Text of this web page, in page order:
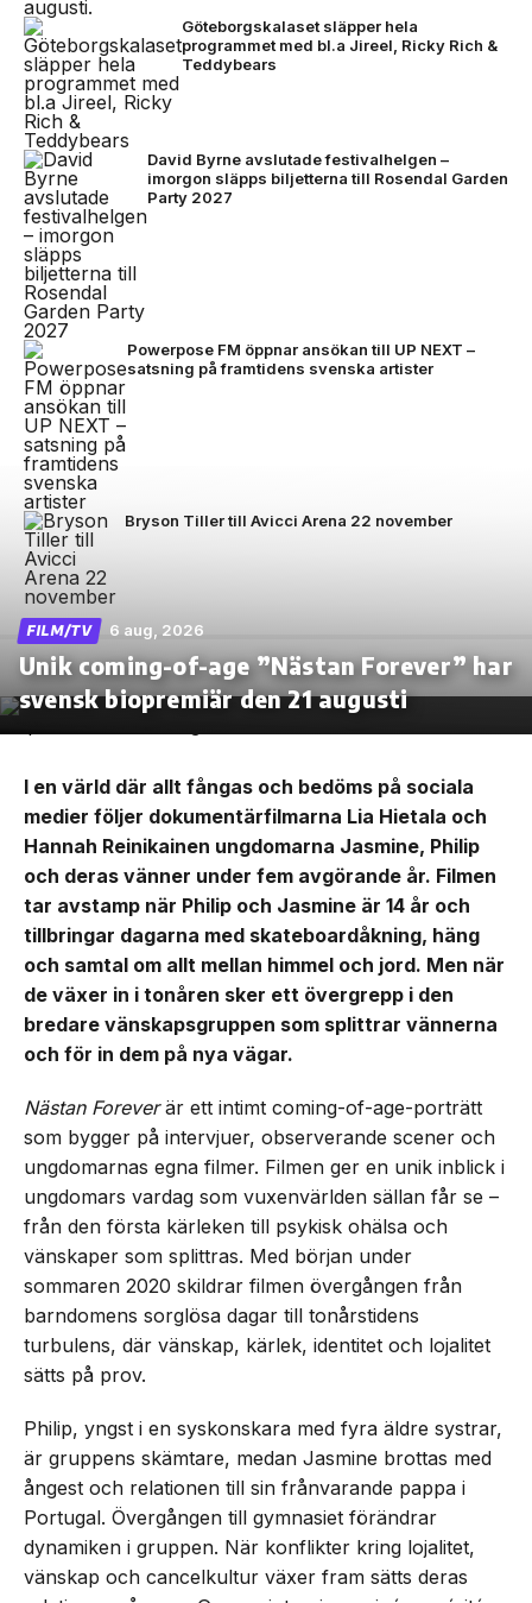
Göteborgskalaset släpper hela
programmet med bl.a Jireel, Ricky Rich &
Teddybears
David Byrne avslutade festivalhelgen –
imorgon släpps biljetterna till Rosendal Garden
Party 2027
Powerpose FM öppnar ansökan till UP NEXT –
satsning på framtidens svenska artister
Bryson Tiller till Avicci Arena 22 november
FILM/TV 6 aug, 2026
Unik coming-of-age ”Nästan Forever” har
svensk biopremiär den 21 augusti
I en värld där allt fångas och bedöms på sociala
medier följer dokumentärfilmarna Lia Hietala och
Hannah Reinikainen ungdomarna Jasmine, Philip
och deras vänner under fem avgörande år. Filmen
tar avstamp när Philip och Jasmine är 14 år och
tillbringar dagarna med skateboardåkning, häng
och samtal om allt mellan himmel och jord. Men när
de växer in i tonåren sker ett övergrepp i den
bredare vänskapsgruppen som splittrar vännerna
och för in dem på nya vägar.
Nästan Foreverär ett intimt coming-of-age-porträtt
som bygger på intervjuer, observerande scener och
ungdomarnas egna filmer. Filmen ger en unik inblick i
ungdomars vardag som vuxenvärlden sällan får se –
från den första kärleken till psykisk ohälsa och
vänskaper som splittras. Med början under
sommaren 2020 skildrar filmen övergången från
barndomens sorglösa dagar till tonårstidens
turbulens, där vänskap, kärlek, identitet och lojalitet
sätts på prov.
Philip, yngst i en syskonskara med fyra äldre systrar,
är gruppens skämtare, medan Jasmine brottas med
ångest och relationen till sin frånvarande pappa i
Portugal. Övergången till gymnasiet förändrar
dynamiken i gruppen. När konflikter kring lojalitet,
vänskap och cancelkultur växer fram sätts deras